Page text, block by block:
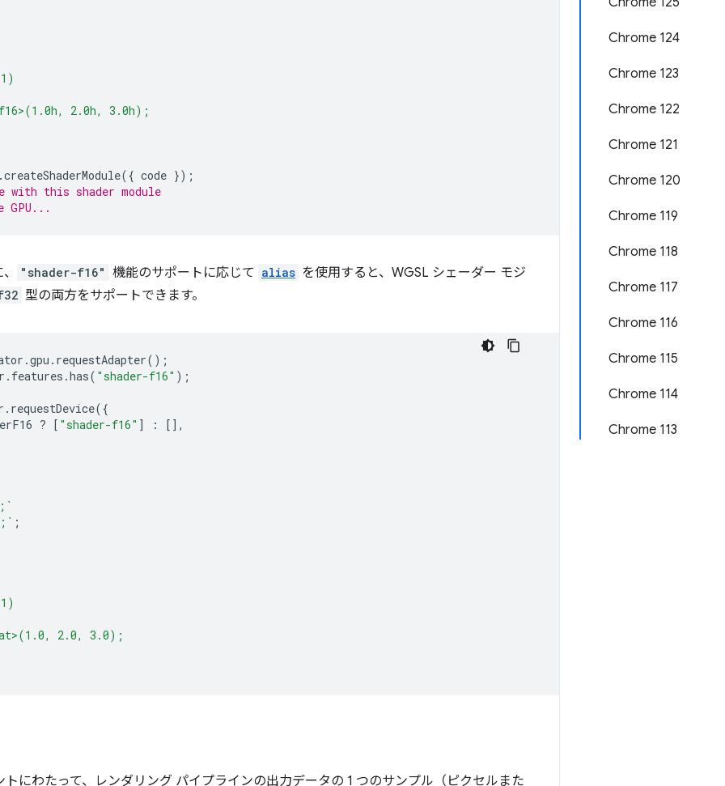
Chrome 124
Chrome 123
Chrome 122
Chrome 121
Chrome 120
Chrome 119
Chrome 118
Chrome 117
Chrome 116
Chrome 115
Chrome 114
Chrome 113
2.0h, 3.0h);
createShaderModule({ code });
with this shader module
GPU...
"shader-f16" 機能のサポートに応じて alias を使用すると、WGSL シェーダー モジ
型の両方をサポートできます。
.gpu . requestAdapter();
. features .has( "shader-f16" );
. requestDevice({
? [ "shader-f16" ] : [],
;
2.0, 3.0);
にわたって、レンダリング パイプラインの出力データの 1 つのサンプル（ピクセルまた